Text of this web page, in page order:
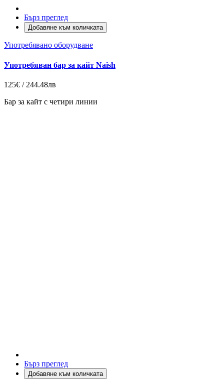
Бърз преглед
Добавяне към количката
Употребявано оборудване
Употребяван бар за кайт Naish
125€ / 244.48лв
Бар за кайт с четири линии
Бърз преглед
Добавяне към количката